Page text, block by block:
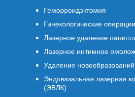
Геморроидэктомия
Гинекологические операции
Лазерное удаление
Лазерное интимное
Удаление новообразований
Эндовазальная лазерная
(ЭВЛК)